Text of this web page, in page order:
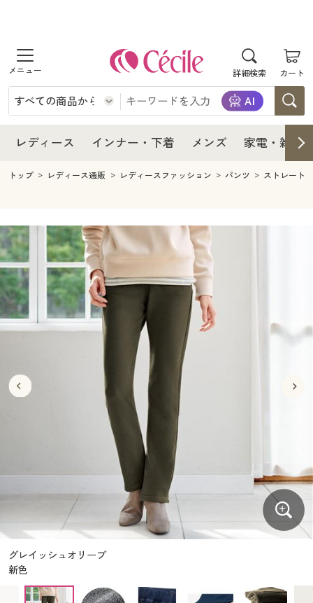
詳細検索 カート
商品を探す
レディース
レディースファッション
インナー・下着
インナー・下着通販すべて
メンズ下着
ジュニア・ティーンズ下着
メンズ
メンズファッション
メンズ下着
家電・雑貨すべて
家電
キッチン・雑貨・日用品
寝具・インテリア・家具
寝具・インテリア・家具通販すべて
家具・収納
カーテン・ラグ・ファブリック
美容・健康
美容・健康通販すべて
美容・健康・サプリメント
制服・スクール
制服・スクールすべて
ジュニア・ティーンズ下着
大きいサイズ通販すべて
大きいサイズ レディース服
大きいサイズ レディース下着
大きいサイズ メンズ
大きいサイズ 事務・制服
カタログ
カタログ・チラシからのご注文
デジタルカタログ
レディース インナー・下着 メンズ 家電・雑貨
レディース
レディース通販すべて
レディースファッション
インナー・下着
インナー・下着通販すべて
ジュニア・ティーンズ下着
メンズ
メンズ下着
家電
キッチン・雑貨・日用品
寝具・インテリア・家具通販すべて
家具・収納
寝具・ベッド
カーテン・ラグ・ファブリック
美容・健康
美容・健康通販すべて
美容・健康・サプリメント
制服・スクール
制服・スクールすべて
ジュニア・ティーンズ下着
大きいサイズ
大きいサイズ通販すべて
大きいサイズ レディース服
大きいサイズ レディース下着
大きいサイズ メンズ
大きいサイズ 事務・制服
バーゲンセール
詳細検索
カタログ
カタログ・チラシからのご注文
カタログ無料プレゼント
トップ レディース通販 レディースファッション パンツ ストレート
グレイッシュオリーブ
新色